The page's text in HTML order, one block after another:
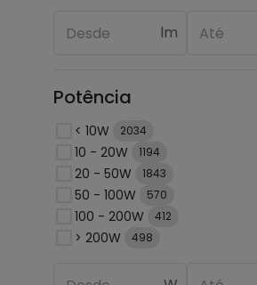
lm
Potência
< 10W 2034
10 - 20W 1194
20 - 50W 1843
50 - 100W 570
100 - 200W 412
> 200W 498